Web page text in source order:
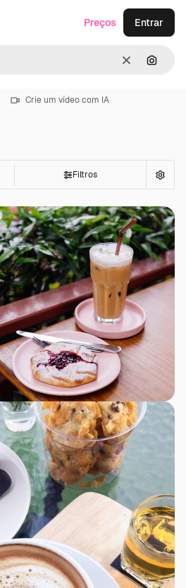
Limpar
Preços Entrar
Crie um vídeo com IA
Filtros